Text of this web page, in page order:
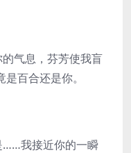
气息，芬芳使我盲
百合还是你。
……我接近你的一瞬